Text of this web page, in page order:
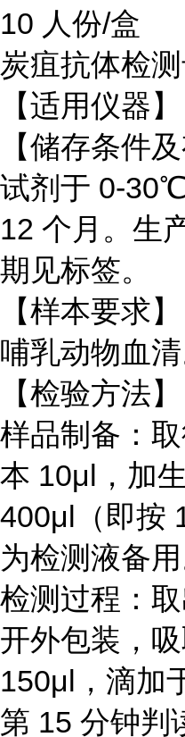
10 人份/盒
炭疽抗体检
【适用仪器
【储存条件
试剂于 0-
12 个月。生
期见标签。
【样本要求】
哺乳动物血清
【检验方法】
样品制备：
本 10μl，加
400μl（即按
为检测液备用
检测过程：
开外包装，
150μl，滴加
第 15 分钟判